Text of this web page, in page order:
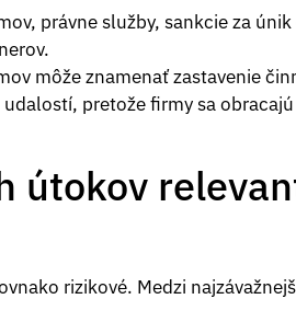
právne služby, sankcie za
môže znamenať zastavenie
pretože firmy sa
útokov
rizikové. Medzi